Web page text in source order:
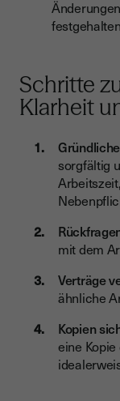
Schritte
Klarheit
sorgfältig
mit dem
Verträge
ähnliche
Kopien
eine